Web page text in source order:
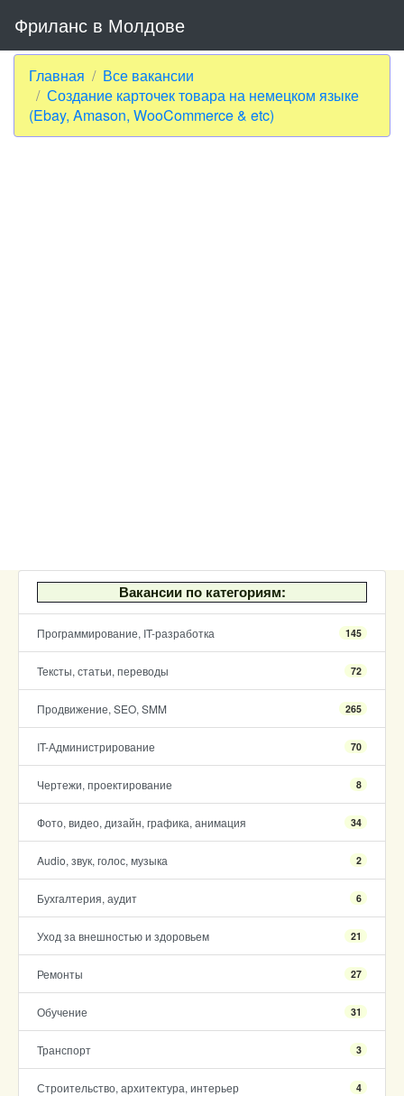
Фриланс в Молдове
Главная
Все вакансии
Создание карточек товара на немецком языке
(Ebay, Amason, WooCommerce & etc)
Вакансии по категориям:
Программирование, IT-разработка 145
Тексты, статьи, переводы 72
Продвижение, SEO, SMM 265
IT-Администрирование 70
Чертежи, проектирование 8
Фото, видео, дизайн, графика, анимация 34
Audio, звук, голос, музыка 2
Бухгалтерия, аудит 6
Уход за внешностью и здоровьем 21
Ремонты 27
Обучение 31
Транспорт 3
Строительство, архитектура, интерьер 4